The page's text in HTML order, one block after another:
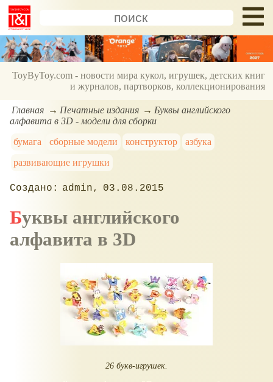
ToyByToy.com - новости мира кукол, игрушек, детских книг
и журналов, партворков, коллекционирования
Главная Печатные издания
Буквы английского
алфавита в 3D - модели для сборки
бумага
сборные модели конструктор
азбука
развивающие игрушки
admin 03.08.2015
Буквы английского
алфавита в 3D
26 букв-игрушек.